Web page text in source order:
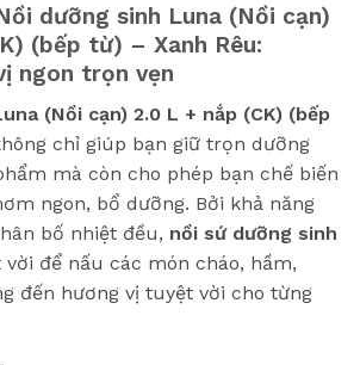
dưỡng sinh Luna (Nồi cạn)
(bếp từ) – Xanh Rêu:
ngon trọn vẹn
(Nồi cạn) 2.0 L + nắp (CK) (bếp
chỉ giúp bạn giữ trọn dưỡng
mà còn cho phép bạn chế biến
ngon, bổ dưỡng. Bởi khả năng
bố nhiệt đều, nồi sứ dưỡng sinh
để nấu các món cháo, hầm,
đến hương vị tuyệt vời cho từng